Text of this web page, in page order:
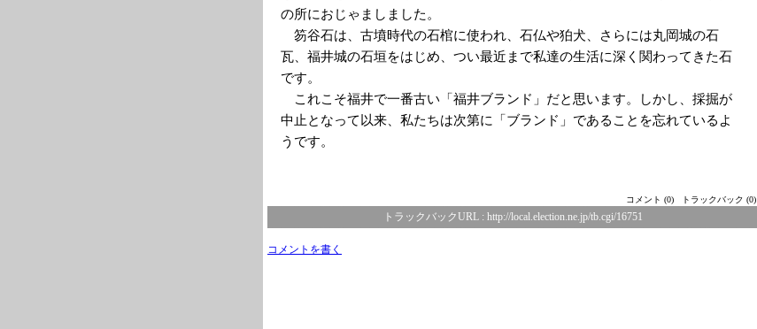
の所におじゃましました。
笏谷石は、古墳時代の石棺に使われ、石仏や狛犬、さらには丸岡城の石
瓦、福井城の石垣をはじめ、つい最近まで私達の生活に深く関わってきた石
です。
これこそ福井で一番古い「福井ブランド」だと思います。しかし、採掘が
中止となって以来、私たちは次第に「ブランド」であることを忘れているよ
うです。
コメント (0) トラックバック (0)
トラックバックURL : http://local.election.ne.jp/tb.cgi/16751
コメントを書く